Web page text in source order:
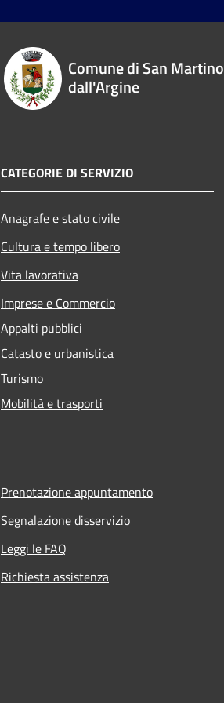
Comune di San Martino
dall'Argine
CATEGORIE DI SERVIZIO
Anagrafe e stato civile
Cultura e tempo libero
Vita lavorativa
Imprese e Commercio
Appalti pubblici
Catasto e urbanistica
Turismo
Mobilità e trasporti
Prenotazione appuntamento
Segnalazione disservizio
Leggi le FAQ
Richiesta assistenza